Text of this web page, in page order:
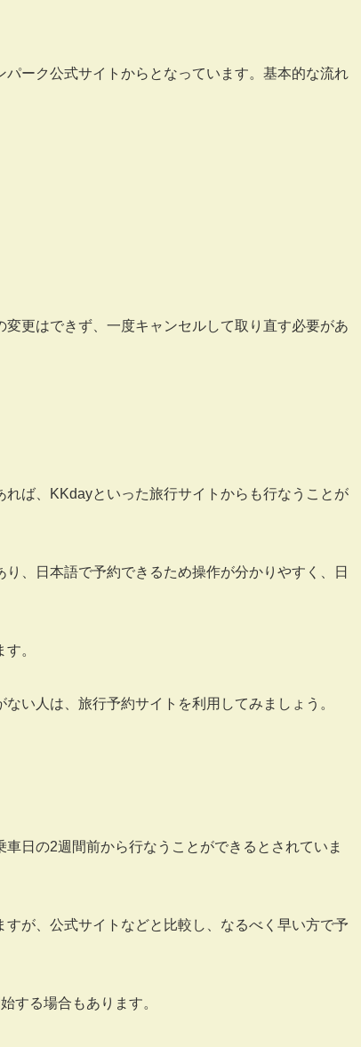
ーク公式サイトからとなっています。基本的な流れ
更はできず、一度キャンセルして取り直す必要があ
ば、KKdayといった旅行サイトからも行なうことが
、日本語で予約できるため操作が分かりやすく、日
。
い人は、旅行予約サイトを利用してみましょう。
日の2週間前から行なうことができるとされていま
が、公式サイトなどと比較し、なるべく早い方で予
する場合もあります。